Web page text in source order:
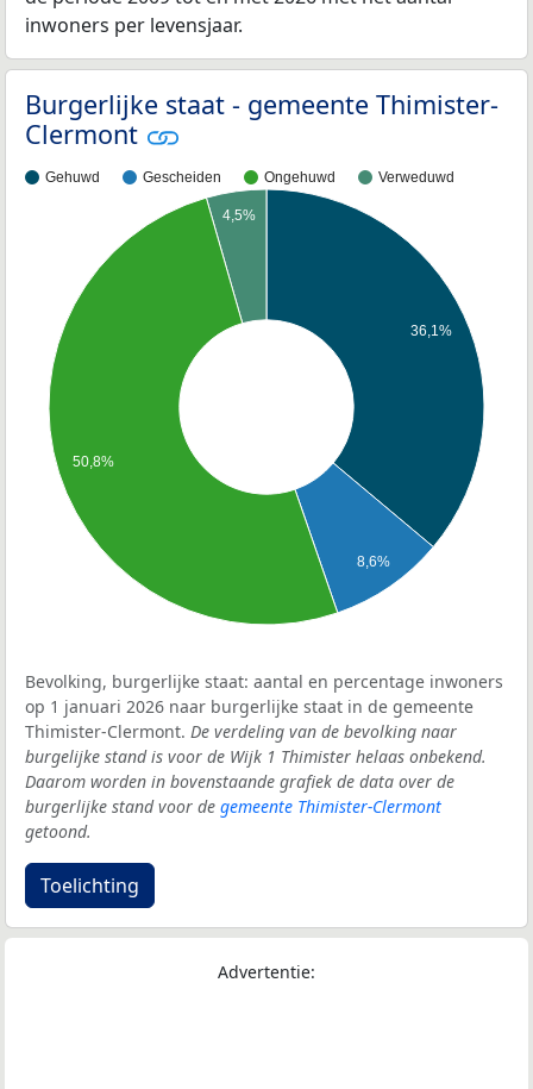
inwoners per levensjaar.
Burgerlijke staat - gemeente Thimister-
Clermont
Gehuwd Gescheiden Ongehuwd Verweduwd
36,1%
8,6%
4,5%
50,8%
Bevolking, burgerlijke staat: aantal en percentage inwoners
op 1 januari 2026 naar burgerlijke staat in de gemeente
Thimister-Clermont. De verdeling van de bevolking naar
burgelijke stand is voor de Wijk 1 Thimister helaas onbekend.
Daarom worden in bovenstaande grafiek de data over de
burgerlijke stand voor de gemeente Thimister-Clermont
getoond.
Toelichting
Advertentie: